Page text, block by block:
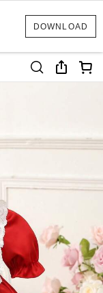
DOWNLOAD